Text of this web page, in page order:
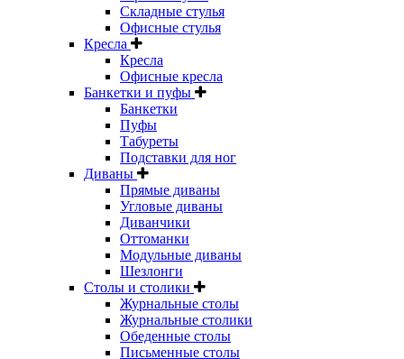
Складные стулья
Офисные стулья
Кресла
Кресла
Офисные кресла
Банкетки и пуфы
Банкетки
Пуфы
Табуреты
Подставки для ног
Диваны
Прямые диваны
Угловые диваны
Диванчики
Оттоманки
Модульные диваны
Шезлонги
Столы и столики
Журнальные столы
Журнальные столики
Обеденные столы
Письменные столы